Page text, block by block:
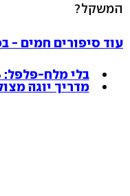
המשקל?
עוד סיפורים חמים -
בלי מלח-פלפל: 6 תרגילים לחיטוב הזרועות
מדריך יוגה